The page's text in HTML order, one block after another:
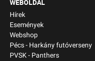
WEBOLDAL
Hírek
Események
Webshop
Pécs - Harkány futóverseny
PVSK - Panthers